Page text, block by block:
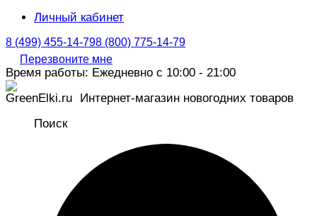
Личный кабинет
8 (499) 455-14-798 (800) 775-14-79
Перезвоните мне
Время работы: Ежедневно с 10:00 - 21:00
Интернет-магазин новогодних товаров
Поиск